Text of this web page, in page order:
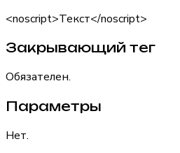
<noscript>Текст</noscript>
Закрывающий тег
Обязателен.
Параметры
Нет.